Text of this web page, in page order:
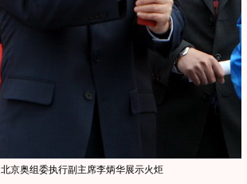
北京奥组委执行副主席李炳华展示火炬